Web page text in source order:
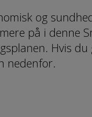
og
på i denne
Hvis
nedenfor.